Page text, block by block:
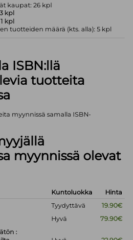
kaupat: 26 kpl
kpl
1 kpl
tuotteiden määrä (kts. alla): 5 kpl
ISBN:llä
tuotteita
myynnissä samalla ISBN-
myynnissä olevat
Kuntoluokka
Hinta
Tyydyttävä
19.90€
Hyvä
79.90€
: